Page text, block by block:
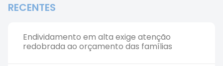
RECENTES
Endividamento em alta exige atenção
redobrada ao orçamento das famílias